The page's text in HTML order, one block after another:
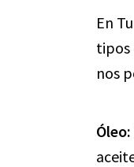
En
tipos
nos
Óleo: